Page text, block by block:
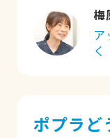
梅
ア
く
ポプラど